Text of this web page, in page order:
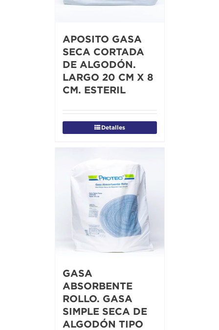
APOSITO GASA
SECA CORTADA
DE ALGODÓN.
LARGO 20 CM X 8
CM. ESTERIL
Detalles
GASA
ABSORBENTE
ROLLO. GASA
SIMPLE SECA DE
ALGODÓN TIPO